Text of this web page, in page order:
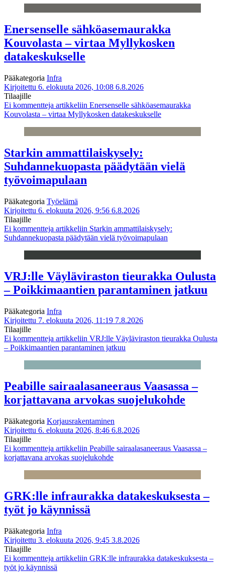
Enersenselle sähköasemaurakka
Kouvolasta – virtaa Myllykosken
datakeskukselle
Pääkategoria Infra
Kirjoitettu 6. elokuuta 2026, 10:08 6.8.2026
Tilaajille
Ei kommentteja artikkeliin Enersenselle sähköasemaurakka
Kouvolasta – virtaa Myllykosken datakeskukselle
Starkin ammattilaiskysely:
Suhdannekuopasta päädytään vielä
työvoimapulaan
Pääkategoria Työelämä
Kirjoitettu 6. elokuuta 2026, 9:56 6.8.2026
Tilaajille
Ei kommentteja artikkeliin Starkin ammattilaiskysely:
Suhdannekuopasta päädytään vielä työvoimapulaan
VRJ:lle Väyläviraston tieurakka Oulusta
– Poikkimaantien parantaminen jatkuu
Pääkategoria Infra
Kirjoitettu 7. elokuuta 2026, 11:19 7.8.2026
Tilaajille
Ei kommentteja artikkeliin VRJ:lle Väyläviraston tieurakka Oulusta
– Poikkimaantien parantaminen jatkuu
Peabille sairaalasaneeraus Vaasassa –
korjattavana arvokas suojelukohde
Pääkategoria Korjausrakentaminen
Kirjoitettu 6. elokuuta 2026, 8:46 6.8.2026
Tilaajille
Ei kommentteja artikkeliin Peabille sairaalasaneeraus Vaasassa –
korjattavana arvokas suojelukohde
GRK:lle infraurakka datakeskuksesta –
työt jo käynnissä
Pääkategoria Infra
Kirjoitettu 3. elokuuta 2026, 9:45 3.8.2026
Tilaajille
Ei kommentteja artikkeliin GRK:lle infraurakka datakeskuksesta –
työt jo käynnissä